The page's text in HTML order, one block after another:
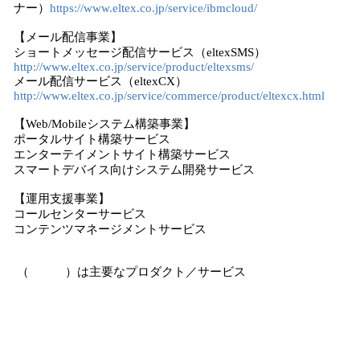
ナー） https://www.eltex.co.jp/service/ibmcloud/
【メール配信事業】
ショートメッセージ配信サービス（eltexSMS）
http://www.eltex.co.jp/service/product/eltexsms/
メール配信サービス（eltexCX）
http://www.eltex.co.jp/service/commerce/product/eltexcx.html
【Web/Mobileシステム構築事業】
ポータルサイト構築サービス
エンターテイメントサイト構築サービス
スマートデバイス向けシステム開発サービス
【運用支援事業】
コールセンターサービス
コンテンツマネージメントサービス
（ ）は主要なプロダクト／サービス